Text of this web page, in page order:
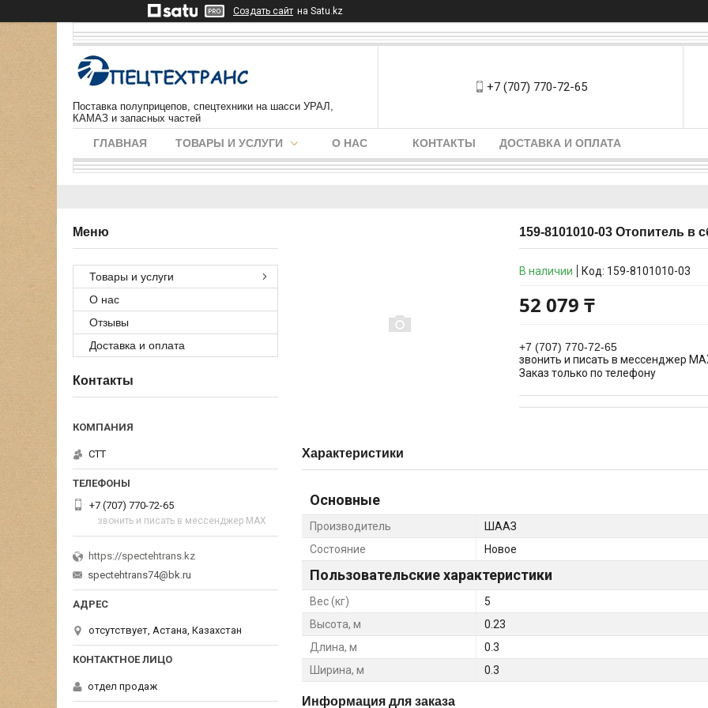
Создать сайт на Satu.kz
Поставка полуприцепов, спецтехники на шасси УРАЛ,
КАМАЗ и запасных частей
+7 (707) 770-72-65
ГЛАВНАЯ ТОВАРЫ И УСЛУГИ О НАС КОНТАКТЫ ДОСТАВКА И ОПЛАТА
159-8101010-03 Отопитель в
В наличии Код: 159-8101010-03
52 079 ₸
+7 (707) 770-72-65
звонить и писать в мессенджер
Заказ только по телефону
Характеристики
Основные
Производитель
ШААЗ
Состояние
Новое
Пользовательские характеристики
Вес (кг)
5
Высота, м
0.23
Длина, м
0.3
Ширина, м
0.3
Информация для заказа
Товары и услуги
О нас
Отзывы
Доставка и оплата
Контакты
СТТ
+7 (707) 770-72-65
звонить и писать в мессенджер MAX
https://spectehtrans.kz
spectehtrans74@bk.ru
отсутствует, Астана, Казахстан
отдел продаж